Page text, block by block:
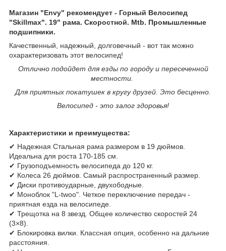
Магазин "Envy" рекомендует - Горный Велосипед
"Skillmax". 19" рама. Скоростной. Mtb. Промышленные
подшипники.
Качественный, надежный, долговечный - вот так можно
охарактеризовать этот велосипед!
Отлично подойдет для езды по городу и пересеченной
местности.
Для приятных покатушек в кругу друзей. Это бесценно.
Велосипед - это залог здоровья!
Характеристики и преимущества:
✔ Надежная Стальная рама размером в 19 дюймов.
Идеальна для роста 170-185 см.
✔ Грузоподъемность велосипеда до 120 кг.
✔ Колеса 26 дюймов. Самый распространенный размер.
✔ Диски противоударные, двухободные.
✔ Моноблок "L-twoo". Четкое переключение передач -
приятная езда на велосипеде.
✔ Трещотка на 8 звезд. Общее количество скоростей 24
(3×8).
✔ Блокировка вилки. Классная опция, особенно на дальние
расстояния.